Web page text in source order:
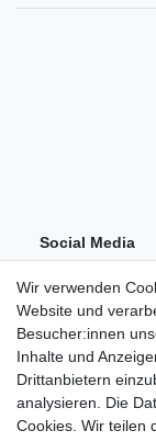
Social Media
Einkaufen
Wir verwenden
Website und
Besucher:innen
Inhalte und
Drittanbietern
analysieren. Die
Cookies. Wir teilen